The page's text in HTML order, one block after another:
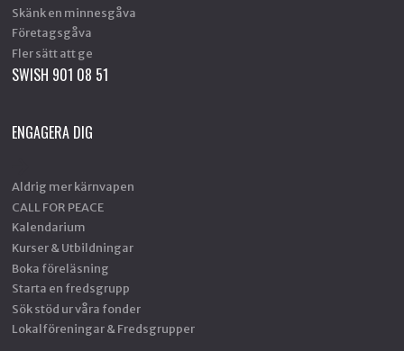
Skänk en minnesgåva
Företagsgåva
Fler sätt att ge
SWISH 901 08 51
ENGAGERA DIG
Aldrig mer kärnvapen
CALL FOR PEACE
Kalendarium
Kurser & Utbildningar
Boka föreläsning
Starta en fredsgrupp
Sök stöd ur våra fonder
Lokalföreningar & Fredsgrupper